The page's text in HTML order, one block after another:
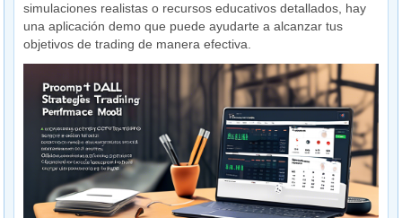
simulaciones realistas o recursos educativos detallados, hay
una aplicación demo que puede ayudarte a alcanzar tus
objetivos de trading de manera efectiva.